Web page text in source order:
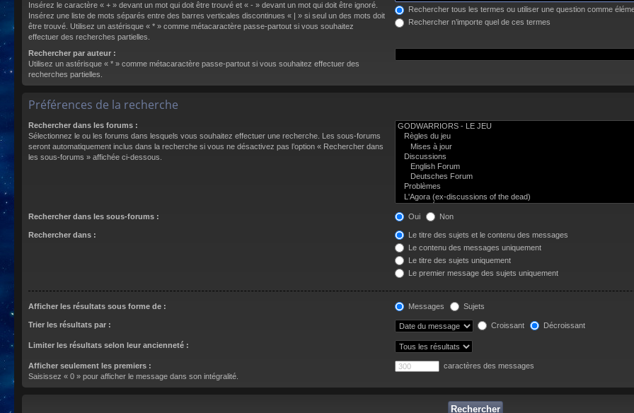
Insérez le caractère « + » devant un mot qui doit être trouvé et « - » devant un mot qui doit être ignoré.
Insérez une liste de mots séparés entre des barres verticales discontinues « | » si seul un des mots doit
être trouvé. Utilisez un astérisque « * » comme métacaractère passe-partout si vous souhaitez
effectuer des recherches partielles.
Rechercher tous les termes ou utiliser une question comme
Rechercher n’importe quel de ces termes
Rechercher par auteur :
Utilisez un astérisque « * » comme métacaractère passe-partout si vous souhaitez effectuer des
recherches partielles.
Préférences de la recherche
Rechercher dans les forums :
Sélectionnez le ou les forums dans lesquels vous souhaitez effectuer une recherche. Les sous-forums
seront automatiquement inclus dans la recherche si vous ne désactivez pas l’option « Rechercher dans
les sous-forums » affichée ci-dessous.
Rechercher dans les sous-forums : Oui Non
Rechercher dans :
Le titre des sujets et le contenu des messages
Le contenu des messages uniquement
Le titre des sujets uniquement
Le premier message des sujets uniquement
Afficher les résultats sous forme de : Messages Sujets
Trier les résultats par : Croissant Décroissant
Limiter les résultats selon leur ancienneté :
Afficher seulement les premiers :
Saisissez « 0 » pour afficher le message dans son intégralité.
caractères des messages